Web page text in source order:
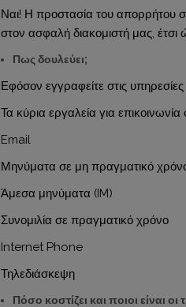
Ναι! Η προστασία του απορρήτου
στον ασφαλή διακομιστή μας,
Πως δουλεύει;
Εφόσον εγγραφείτε στις
Τα κύρια εργαλεία για
Email
Μηνύματα σε μη πραγματικό
Άμεσα μηνύματα (IM)
Συνομιλία σε πραγματικό χρόνο
Internet Phone
Τηλεδιάσκεψη
Πόσο κοστίζει και ποιοι είναι